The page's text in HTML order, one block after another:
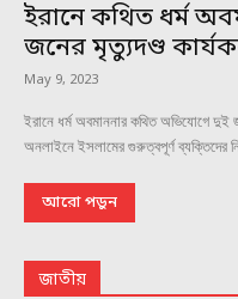
ইরানে কথিত ধর্ম
জনের মৃত্যুদণ্ড
May 9, 2023
ইরানে ধর্ম অবমাননার কথিত অভিযোগে
অনলাইনে ইসলামের গুরুত্বপূর্ণ ব্যক্তিদের
আরো পড়ুন
জাতীয়